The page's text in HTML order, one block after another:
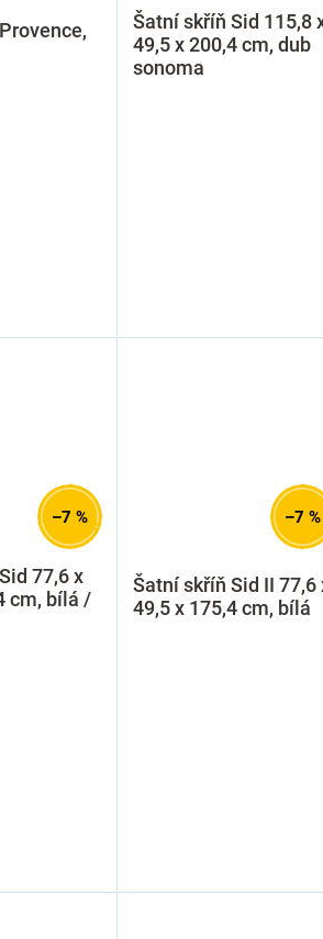
Šatní skříň Sid 115,8
49,5 x 200,4 cm, dub
sonoma
–7 %
77,6 x
cm, bílá /
–7 %
Šatní skříň Sid II 77,6
49,5 x 175,4 cm, bílá